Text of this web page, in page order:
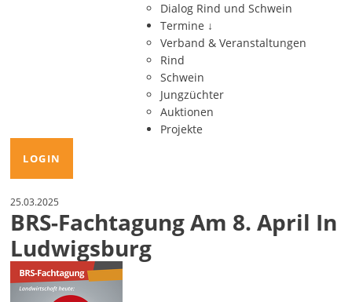
Dialog Rind und Schwein
Termine ↓
Verband & Veranstaltungen
Rind
Schwein
Jungzüchter
Auktionen
Projekte
LOGIN
25.03.2025
BRS-Fachtagung Am 8. April In
Ludwigsburg